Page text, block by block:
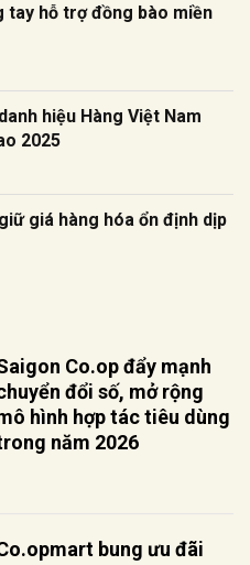
tay hỗ trợ đồng bào miền
hiệu Hàng Việt Nam
2025
giá hàng hóa ổn định dịp
Co.op đẩy mạnh
đổi số, mở rộng
hình hợp tác tiêu dùng
năm 2026
bung ưu đãi